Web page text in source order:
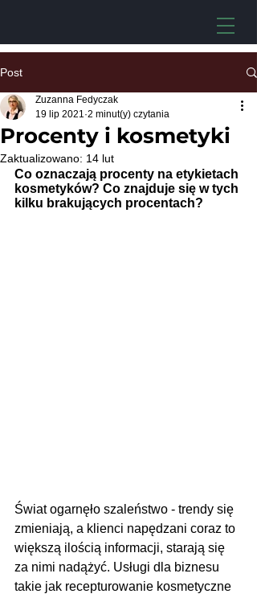
Post
Procenty i kosmetyki
Zuzanna Fedyczak
19 lip 2021 2 minut(y) czytania
Zaktualizowano: 14 lut
Co oznaczają procenty na etykietach
kosmetyków? Co znajduje się w tych
kilku brakujących procentach?
Świat ogarnęło szaleństwo - trendy się
zmieniają, a klienci napędzani coraz to
większą ilością informacji, starają się
za nimi nadążyć. Usługi dla biznesu
takie jak recepturowanie kosmetyczne